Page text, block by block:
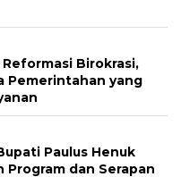
Birokrasi,
Pemerintahan yang
Paulus Henuk
Program dan Serapan